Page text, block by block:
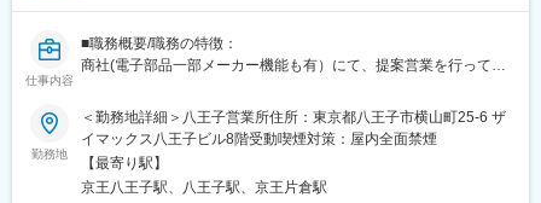
在籍しております。
・年休：125日（土日祝休み、完全週休二日制）
・残業：平均10時間程度でワークライフバランスが整います！
・OJTにて先輩に同行しながら徐々に製品や営業の仕方を覚えて
いただきます。
・メーカー主催の製品に関する勉強会や、他社が開催している製
品や営業に関する研修にもご参加いただき、知識を身につけてい
仕事内容
■職務概要/職務の特徴：
商社(電子部品一部メーカー機能も有）にて、提案営業を行ってい
営業所の主要取引先を中心に、ルート営業として10～15社程度を
担当していただきます。同社の強みである“業界トップクラスの取
り扱いアイテム数”を活かし、幅広い提案を行うことができる面白
味のある仕事です。
勤務地
＜勤務地詳細＞八王子営業所住所：東京都八王子市横山町25-6 ザ
イマックス八王子ビル8階受動喫煙対策：屋内全面禁煙
【最寄り駅】
京王八王子駅、八王子駅、京王片倉駅